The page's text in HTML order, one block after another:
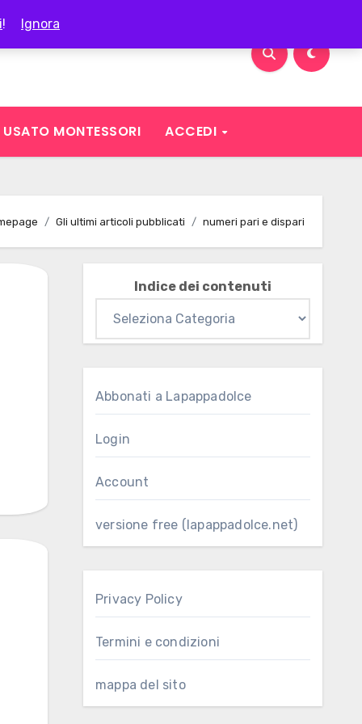
! Ignora
USATO MONTESSORI ACCEDI
Gli ultimi articoli pubblicati numeri pari e dispari
Indice dei contenuti
Abbonati a Lapappadolce
Login
Account
versione free (lapappadolce.net)
Privacy Policy
Termini e condizioni
mappa del sito